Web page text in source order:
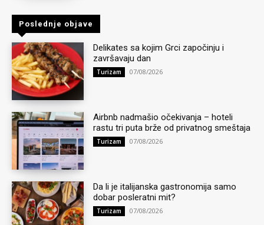
Poslednje objave
Delikates sa kojim Grci započinju i
završavaju dan
Turizam 07/08/2026
Airbnb nadmašio očekivanja – hoteli
rastu tri puta brže od privatnog smeštaja
Turizam 07/08/2026
Da li je italijanska gastronomija samo
dobar posleratni mit?
Turizam 07/08/2026